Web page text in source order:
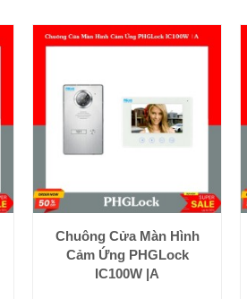
Chuông Cửa Màn Hình
Cảm Ứng PHGLock
IC100W |A